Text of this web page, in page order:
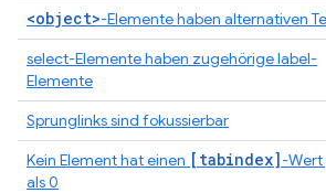
<object>-Elemente haben alternativen
select-Elemente haben zugehörige label-
Elemente
Sprunglinks sind fokussierbar
Kein Element hat einen [tabindex]-Wert
als 0